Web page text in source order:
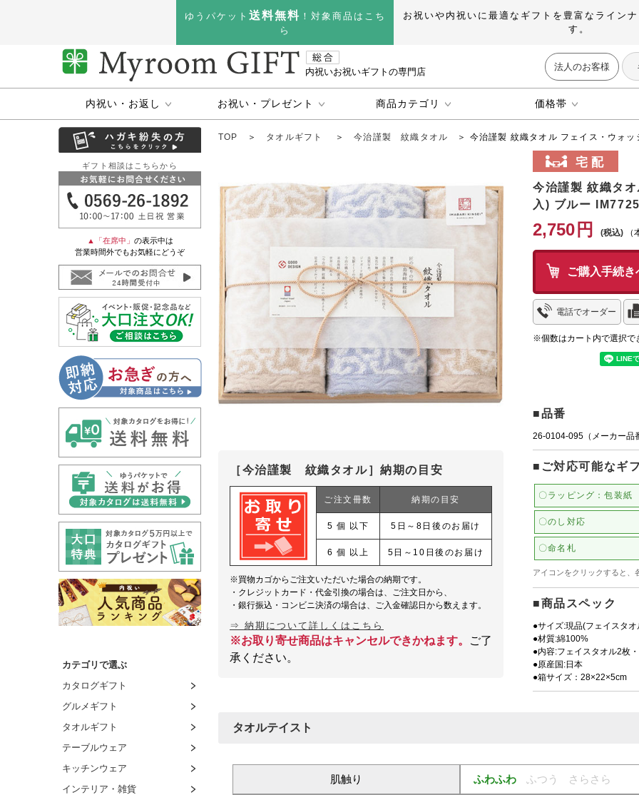
ゆうパケット 送料無料 ！対象商品はこち
ら
お祝いや内祝いに最適なギフトを豊富なライン
す。
内祝いお祝いギフトの専門店
法人のお客様
内祝い・お返し お祝い・プレゼント 商品カテゴリ 価格帯
ギフト相談はこちらから
▲「在席中」 の表示中は
営業時間外でもお気軽にどうぞ
カテゴリで選ぶ
カタログギフト
グルメギフト
タオルギフト
テーブルウェア
キッチンウェア
インテリア・雑貨
TOP ＞ タオルギフト ＞今治謹製 紋織タオル ＞ 今治謹製 紋織タオル フェイス・ウォ
［今治謹製 紋織タオル］納期の目安
ご注文冊数 納期の目安
5 個 以下 5日～8日後のお届け
6 個 以上 5日～10日後のお届け
※買物カゴからご注文いただいた場合の納期です。
・クレジットカード・代金引換の場合は、ご注文日から、
・銀行振込・コンビニ決済の場合は、ご入金確認日から数えます。
⇒ 納期について詳しくはこちら
※お取り寄せ商品はキャンセルできかねます。
ご了
承ください。
今治謹製 紋織タ
入) ブルー
2,750 円
ご購入手続き
電話でオーダー
※個数はカート内で選択で
■品番
26-0104-095（メーカー品
■ご対応可能なギ
〇ラッピング：包装紙
〇のし対応
〇命名札
アイコンをクリックすると、
■商品スペック
●サイズ:現品(フェイスタ
●材質:綿100%
●内容:フェイスタオル2枚
●原産国:日本
●箱サイズ：28×22×5cm
タオルテイスト
肌触り ふわふわ ふつう さらさら